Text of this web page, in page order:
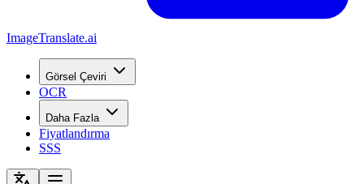
ImageTranslate.ai
Görsel Çeviri
OCR
Daha Fazla
Fiyatlandırma
SSS